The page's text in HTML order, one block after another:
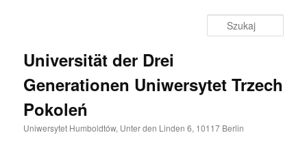
Universität der Drei
Generationen Uniwersytet Trzech
Pokoleń
Uniwersytet Humboldtów, Unter den Linden 6, 10117 Berlin